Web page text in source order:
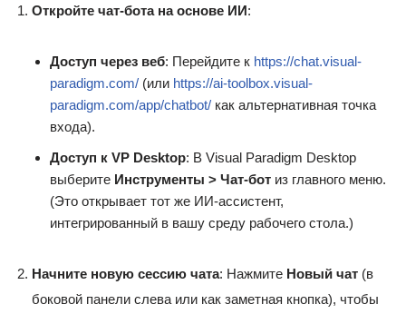
Откройте чат-бота на основе ИИ :
Доступ через веб: Перейдите к https://chat.visual-
paradigm.com/ (или https://ai-toolbox.visual-
paradigm.com/app/chatbot/ как альтернативная точка
входа).
Доступ к VP Desktop: В Visual Paradigm Desktop
выберите Инструменты > Чат-бот из главного меню.
(Это открывает тот же ИИ-ассистент,
интегрированный в вашу среду рабочего стола.)
Начните новую сессию чата: Нажмите Новый чат (в
боковой панели слева или как заметная кнопка), чтобы